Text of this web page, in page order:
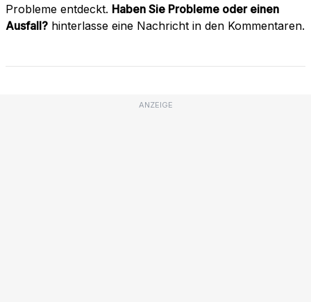
Probleme entdeckt. Haben Sie Probleme oder einen
Ausfall? hinterlasse eine Nachricht in den Kommentaren.
ANZEIGE